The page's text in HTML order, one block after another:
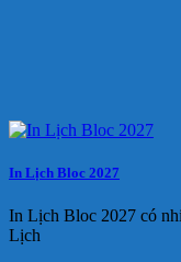
In Lịch Bloc 2027
In Lịch Bloc 2027 có
Lịch